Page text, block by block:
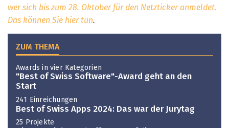
wer sich bis zum 28. Oktober für den Netzticker anmeldet.
Das können Sie hier tun.
ZUM THEMA
Awards in vier Kategorien
"Best of Swiss Software"-Award geht an den
Start
241 Einreichungen
Best of Swiss Apps 2024: Das war der Jurytag
25 Projekte